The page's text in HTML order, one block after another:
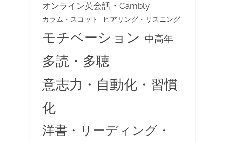
オンライン英会話・Cambly
カラム・スコット ヒアリング・リスニング
モチベーション 中高年
多読・多聴
意志力・自動化・習慣
化
洋書・リーディング・